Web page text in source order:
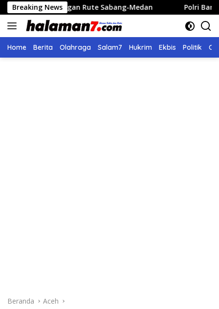
Langsung
ke
konten
Breaking News
Rute Sabang-Medan Polri Bangun 40 Titik
Home Berita Olahraga Salam7 Hukrim Ekbis Politik
Beranda Aceh